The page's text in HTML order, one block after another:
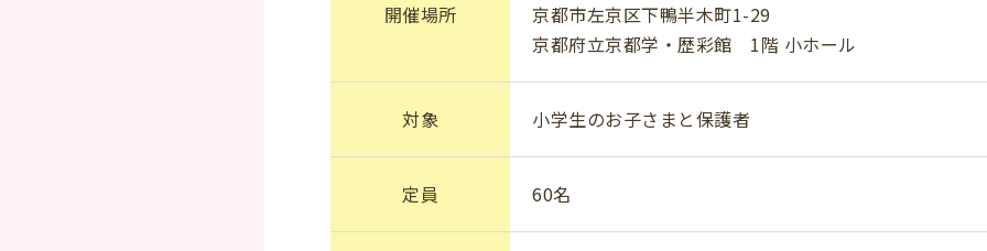
開催場所
京都市左京区下鴨半木町1-29
京都府立京都学・歴彩館 1階 小ホール
対象 小学生のお子さまと保護者
定員 60名